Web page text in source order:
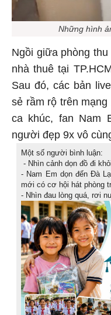
Những hình
Ngồi giữa phòng
nhà thuê tại
Sau đó, các bản
sẻ rầm rộ trên
ca khúc, fan Nam
người đẹp 9x vô
Một số người bình luận:
- Nhìn cảnh dọn đồ đi
- Nam Em dọn đến Đà
mới có cơ hội hát phòng
- Nhìn đau lòng quá, rơi